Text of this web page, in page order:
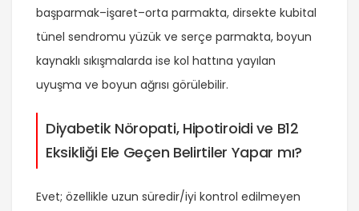
başparmak–işaret–orta parmakta, dirsekte kubital
tünel sendromu yüzük ve serçe parmakta, boyun
kaynaklı sıkışmalarda ise kol hattına yayılan
uyuşma ve boyun ağrısı görülebilir.
Diyabetik Nöropati, Hipotiroidi ve B12
Eksikliği Ele Geçen Belirtiler Yapar mı?
Evet; özellikle uzun süredir/iyi kontrol edilmeyen